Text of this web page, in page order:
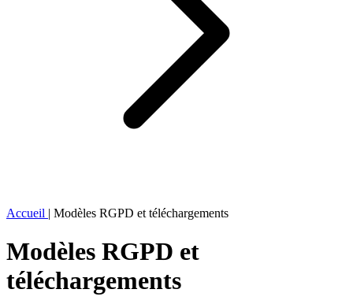
Accueil | Modèles RGPD et téléchargements
Modèles RGPD et
téléchargements